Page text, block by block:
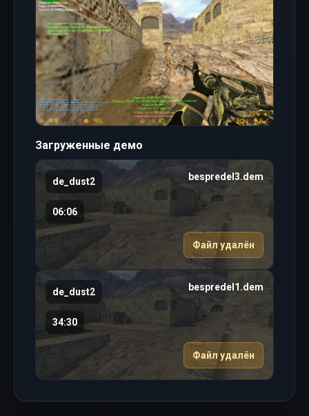
Загруженные демо
bespredel3.dem
de_dust2
06:06
Файл удалён
bespredel1.dem
de_dust2
34:30
Файл удалён